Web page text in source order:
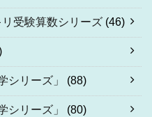
リ受験算数シリーズ (46)
シリーズ」 (88)
シリーズ」 (80)